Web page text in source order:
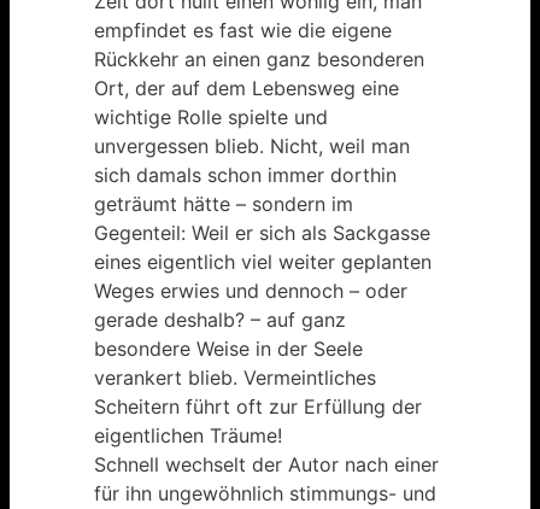
empfindet es fast wie die eigene
Rückkehr an einen ganz besonderen
Ort, der auf dem Lebensweg eine
wichtige Rolle spielte und
unvergessen blieb. Nicht, weil man
sich damals schon immer dorthin
geträumt hätte – sondern im
Gegenteil: Weil er sich als Sackgasse
eines eigentlich viel weiter geplanten
Weges erwies und dennoch – oder
gerade deshalb? – auf ganz
besondere Weise in der Seele
verankert blieb. Vermeintliches
Scheitern führt oft zur Erfüllung der
eigentlichen Träume!
Schnell wechselt der Autor nach einer
für ihn ungewöhnlich stimmungs- und